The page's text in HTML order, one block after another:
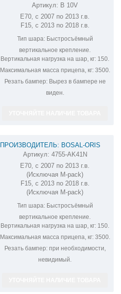
ФАРКОП НА BMW X5 B 10V
Артикул: B 10V
E70, с 2007 по 2013 г.в.
F15, с 2013 по 2018 г.в.
Тип шара:Быстросъёмный
вертикальное крепление.
Вертикальная нагрузка на шар, кг: 150.
Максимальная масса прицепа, кг:3500.
Резать бампер:Вырез в бампере не
виден.
ПРОИЗВОДИТЕЛЬ: BOSAL-ORIS
ФАРКОП НА BMW X5 4755-AK41N
Артикул: 4755-AK41N
E70, с 2007 по 2013 г.в.
(Исключая M-pack)
F15, с 2013 по 2018 г.в.
(Исключая M-pack)
Тип шара:Быстросъёмный
вертикальное крепление.
Вертикальная нагрузка на шар, кг: 150.
Максимальная масса прицепа, кг:3500.
Резать бампер:при необходимости,
невидимый.